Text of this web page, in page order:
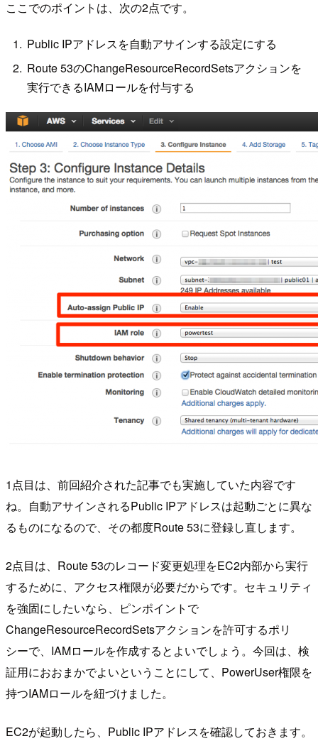
ここでのポイントは、次の2点です。
Public IPアドレスを自動アサインする設定にする
Route 53のChangeResourceRecordSetsアクションを
実行できるIAMロールを付与する
1点目は、前回紹介された記事でも実施していた内容です
ね。自動アサインされるPublic IPアドレスは起動ごとに異な
るものになるので、その都度Route 53に登録し直します。
2点目は、Route 53のレコード変更処理をEC2内部から実行
するために、アクセス権限が必要だからです。セキュリティ
を強固にしたいなら、ピンポイントで
ChangeResourceRecordSetsアクションを許可するポリ
シーで、IAMロールを作成するとよいでしょう。今回は、検
証用におおまかでよいということにして、PowerUser権限を
持つIAMロールを紐づけました。
EC2が起動したら、Public IPアドレスを確認しておきます。